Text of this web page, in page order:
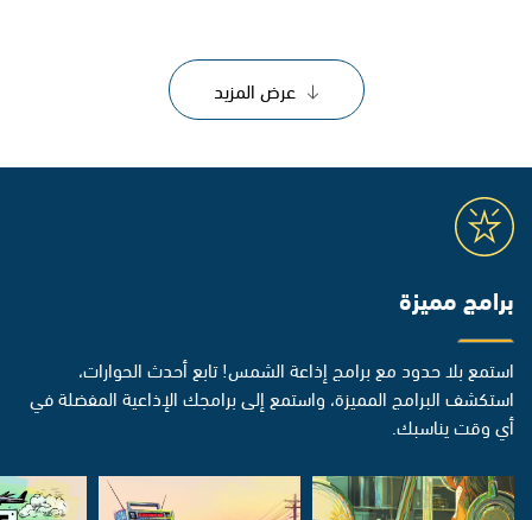
عرض المزيد
برامج مميزة
استمع بلا حدود مع برامج إذاعة الشمس! تابع أحدث الحوارات،
استكشف البرامج المميزة، واستمع إلى برامجك الإذاعية المفضلة في
أي وقت يناسبك.